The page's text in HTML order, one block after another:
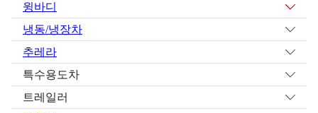
윙바디
냉동/냉장차
추레라
특수용도차
트레일러